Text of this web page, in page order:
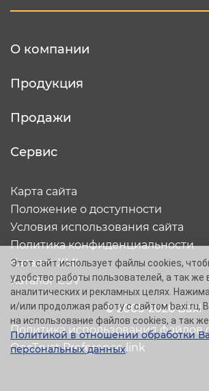
О компании
Продукция
Продажи
Сервис
© 2005-2026 Baxi
Карта сайта
Положение о доступности
Условия использования сайта
Политика конфиденциальности
Каталог XML
Каталог CSV
Политика использования файлов
OneTrust Preference link
Этот сайт использует файлы cookies,
удобство работы пользователей, а так же
аналитических и рекламных целях.
и/или продолжая работу с сайтом baxi.ru,
на использование файлов cookies, а так
Политикой в отношении обработки
персональных данных.